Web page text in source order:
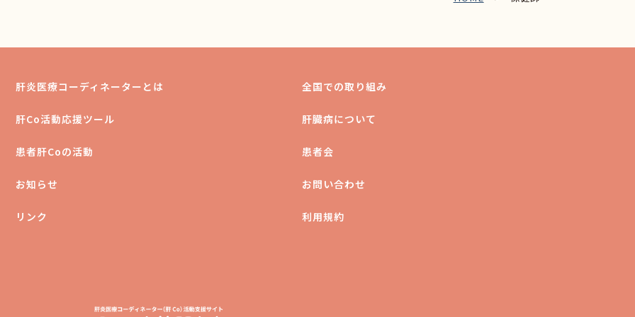
肝炎医療コーディネーターとは 全国での取り組み
肝Co活動応援ツール 肝臓病について
患者肝Coの活動 患者会
お知らせ お問い合わせ
リンク 利用規約